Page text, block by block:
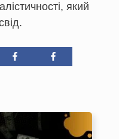
який